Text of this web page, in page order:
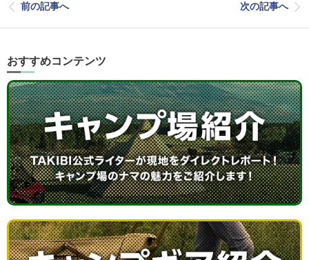
前の記事へ 次の記事へ
おすすめコンテンツ